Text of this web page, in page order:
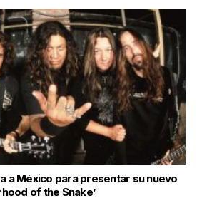
a México para presentar su nuevo
of the Snake’